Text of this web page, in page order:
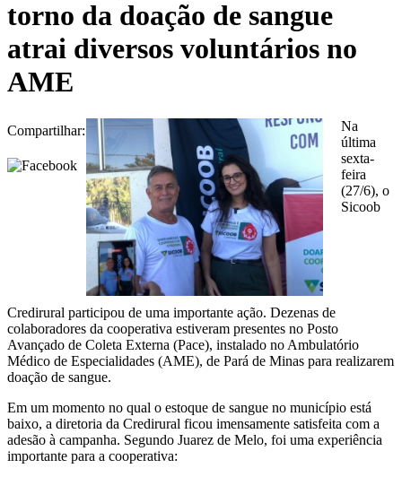
torno da doação de sangue
atrai diversos voluntários no
AME
Compartilhar:
Na
última
sexta-
feira
(27/6), o
Sicoob
Credirural participou de uma importante ação. Dezenas de
colaboradores da cooperativa estiveram presentes no Posto
Avançado de Coleta Externa (Pace), instalado no Ambulatório
Médico de Especialidades (AME), de Pará de Minas para realizarem
doação de sangue.
Em um momento no qual o estoque de sangue no município está
baixo, a diretoria da Credirural ficou imensamente satisfeita com a
adesão à campanha. Segundo Juarez de Melo, foi uma experiência
importante para a cooperativa: